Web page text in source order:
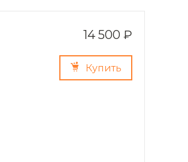
14 500 ₽
Купить